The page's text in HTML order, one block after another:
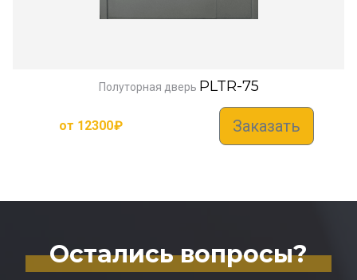
Полуторная дверь PLTR-75
от 12300₽ Заказать
Остались вопросы?